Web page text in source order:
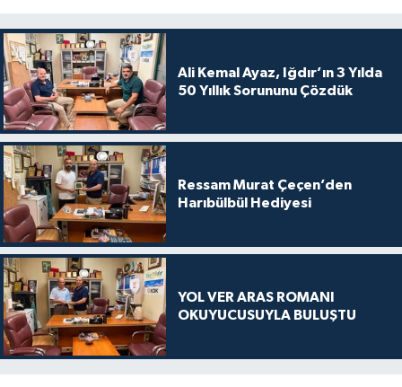
Ali Kemal Ayaz, Iğdır’ın 3 Yılda
50 Yıllık Sorununu Çözdük
Ressam Murat Çeçen’den
Harıbülbül Hediyesi
YOL VER ARAS ROMANI
OKUYUCUSUYLA BULUŞTU